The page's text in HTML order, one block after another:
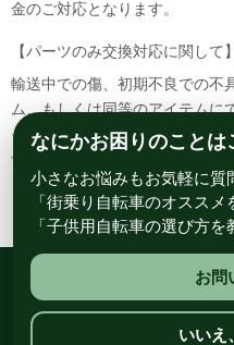
金のご対応となります。
【パーツのみ交換対応に関して】
輸送中での傷、初期不良での不
ム、もしくは同等のアイテムに
その場合該当部品を着払いにて
予めご了承ください。
総合自転車専門店 サ
なにかお困りのことは
小さなお悩みもお気軽に質
「街乗り自転車のオススメ
「子供用自転車の選び方
お問
いいえ